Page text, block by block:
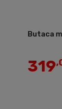
Butaca
319